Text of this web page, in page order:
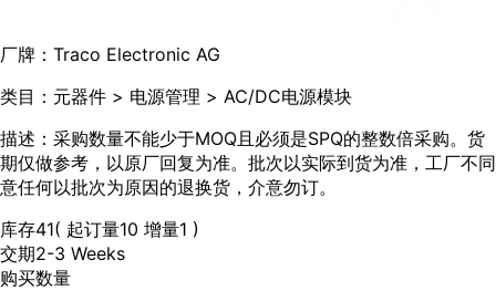
厂牌： Traco Electronic AG
类目： 元器件 > 电源管理 > AC/DC电源模块
描述： 采购数量不能少于MOQ且必须是SPQ的整数倍采购。货
期仅做参考，以原厂回复为准。批次以实际到货为准，工厂不同
意任何以批次为原因的退换货，介意勿订。
库存41( 起订量10 增量1 )
交期2-3 Weeks
购买数量